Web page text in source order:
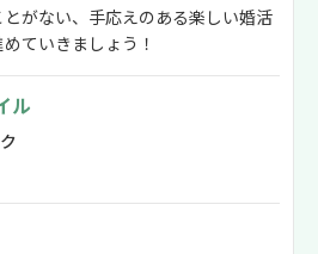
とがない、手応えのある楽しい婚活
ていきましょう！
ル